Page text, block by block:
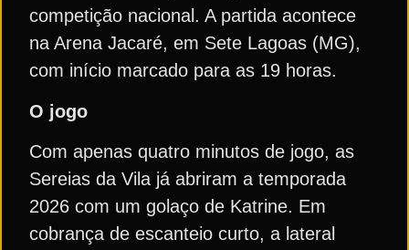
competição nacional. A partida acontece
na Arena Jacaré, em Sete Lagoas (MG),
com início marcado para as 19 horas.
O jogo
Com apenas quatro minutos de jogo, as
Sereias da Vila já abriram a temporada
2026 com um golaço de Katrine. Em
cobrança de escanteio curto, a lateral